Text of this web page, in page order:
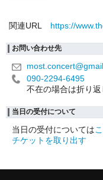
関連URL https://
お問い合わせ先
090-2294-6495
不在の場合は折り
当日の受付について
当日の受付については
チケットを取り出す